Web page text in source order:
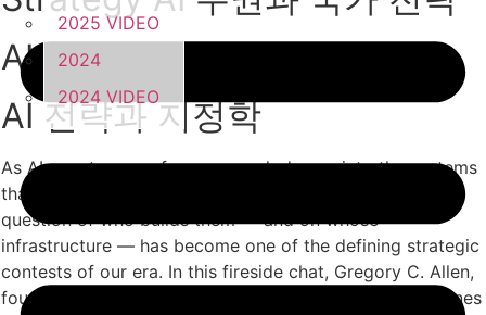
2025 VIDEO
2024
2024 VIDEO
AI strategy and geopolitics
AI 전략과 지정학
As AI agents move from research demos into the systems
that run economies, militaries, and governments, the
question of who builds them — and on whose
infrastructure — has become one of the defining strategic
contests of our era. In this fireside chat, Gregory C. Allen,
founder and CEO of Decision Tree Research and examines